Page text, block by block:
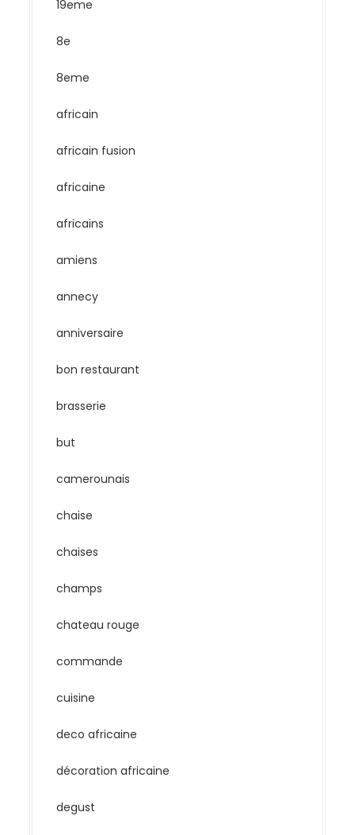
19eme
8e
8eme
africain
africain fusion
africaine
africains
amiens
annecy
anniversaire
bon restaurant
brasserie
but
camerounais
chaise
chaises
champs
chateau rouge
commande
cuisine
deco africaine
décoration africaine
degust